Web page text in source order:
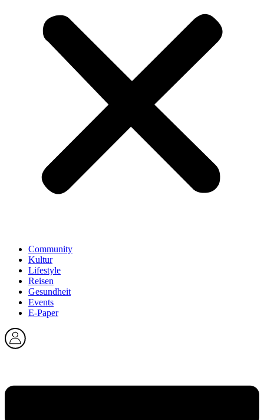
Community
Kultur
Lifestyle
Reisen
Gesundheit
Events
E-Paper